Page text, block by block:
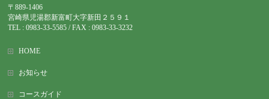
〒889-1406
宮崎県児湯郡新富町大字新田２５９１
TEL : 0983-33-5585 / FAX : 0983-33-3232
HOME
お知らせ
コースガイド